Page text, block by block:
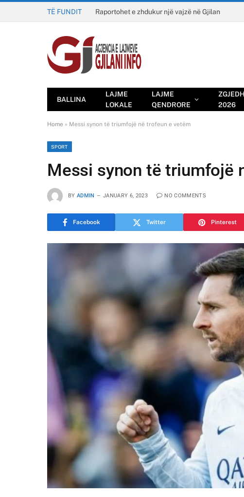
TË FUNDIT Raportohet e zhdukur një vajzë në Gjilan
BALLINA
LAJME
LOKALE
LAJME
QENDRORE
2026
Home » Messi synon të triumfojë në trofeun e vetëm
SPORT
Messi synon të triumfojë
BY ADMIN JANUARY 6, 2023 NO COMMENTS
Facebook Twitter Pinterest